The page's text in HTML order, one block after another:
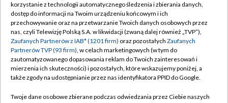
TVP
Abonament TVP
Emisja w TVP
Centrum informacji TVP
Naziemna Telewizja Cyfrowa
Regulamin TVP
Polityka prywatności
Moje zgody
Pomoc
korzystanie z technologii automatycznego śledzenia i zbierania danych,
dostęp do informacji na Twoim urządzeniu końcowym i ich
przechowywanie oraz na przetwarzanie Twoich danych osobowych przez
nas, czyli Telewizję Polską S.A. w likwidacji (zwaną dalej również „TVP”),
Zaufanych Partnerów z IAB* (1201 firm) oraz pozostałych Zaufanych
Partnerów TVP (93 firm), w celach marketingowych (w tym do
zautomatyzowanego dopasowania reklam do Twoich zainteresowań i
mierzenia ich skuteczności) i pozostałych, które wskazujemy poniżej, a
także zgody na udostępnianie przez nas identyfikatora PPID do Google.
Twoje dane osobowe zbierane podczas odwiedzania przez Ciebie naszych